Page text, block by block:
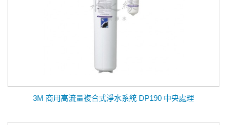
3M 商用高流量複合式淨水系統 DP190 中央處理